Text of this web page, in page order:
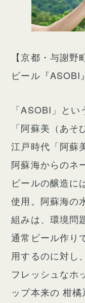
【京都・与謝
ビール『ASOBI
「ASOBI」とい
「阿蘇美（あそ
江戸時代「阿蘇
阿蘇海からのネ
ビールの醸造に
使用。阿蘇海の
組みは、環境問
通常ビール作り
用するのに対し
フレッシュなホ
ップ本来の 柑